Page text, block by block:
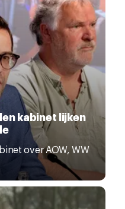
kabinet lijken
over AOW, WW